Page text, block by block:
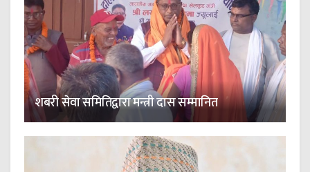
शबरी सेवा समितिद्वारा मन्त्री दास सम्मानित